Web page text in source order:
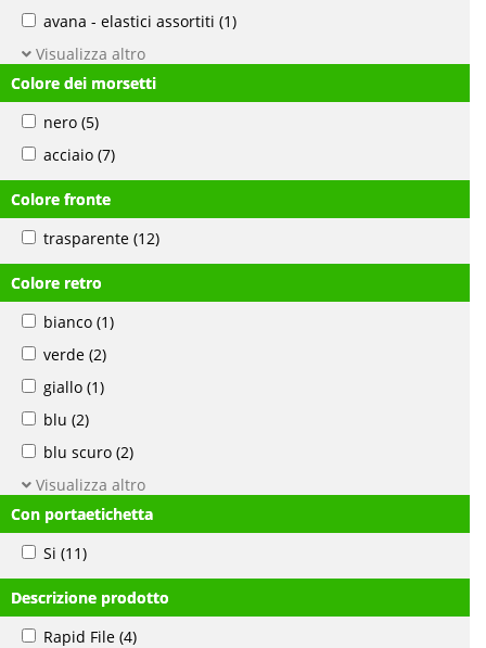
avana - elastici assortiti (1)
Visualizza altro
Colore dei morsetti
nero (5)
acciaio (7)
Colore fronte
trasparente (12)
Colore retro
bianco (1)
verde (2)
giallo (1)
blu (2)
blu scuro (2)
Visualizza altro
Con portaetichetta
Si (11)
Descrizione prodotto
Rapid File (4)